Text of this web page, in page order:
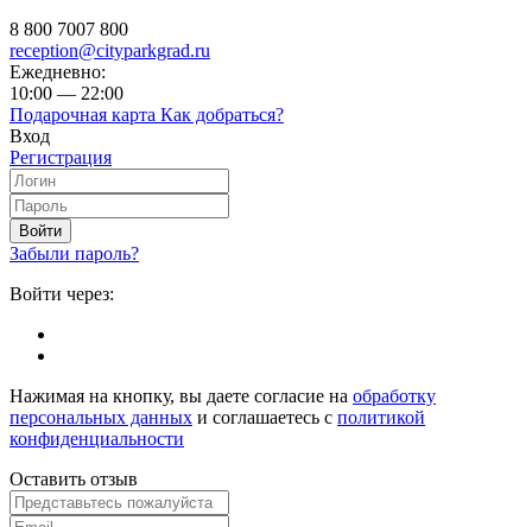
8 800 7007 800
reception@cityparkgrad.ru
Ежедневно:
10:00 — 22:00
Подарочная карта Как добраться?
Вход
Регистрация
Войти
Забыли пароль?
Войти через:
Нажимая на кнопку, вы даете согласие на обработку
персональных данных и соглашаетесь с политикой
конфиденциальности
Оставить отзыв